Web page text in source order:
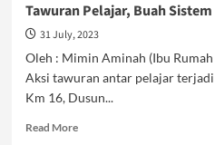
Tawuran Pelajar, Buah
31 July, 2023
Oleh : Mimin Aminah (Ibu
Aksi tawuran antar pelajar
Km 16, Dusun...
Read MoreRead